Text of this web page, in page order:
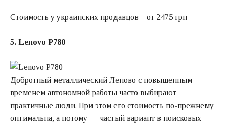
Стоимость у украинских продавцов – от 2475 грн
5. Lenovo P780
Добротный металлический Леново с повышенным
временем автономной работы часто выбирают
практичные люди. При этом его стоимость по-прежнему
оптимальна, а потому — частый вариант в поисковых